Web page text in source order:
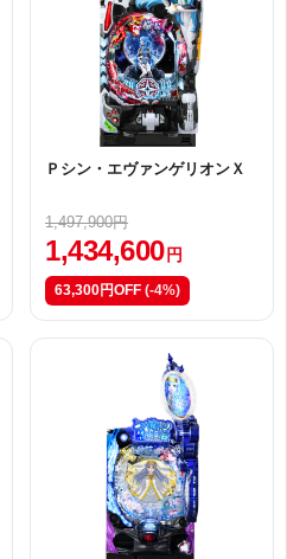
Ｐシン・エヴァンゲリオンＸ
1,497,900円
1,434,600 円
63,300円OFF (-4%)